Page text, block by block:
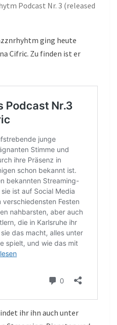
Podcast Nr. 3 (released
ging heute
Cifric. Zu finden ist er
ihr ihn auch unter